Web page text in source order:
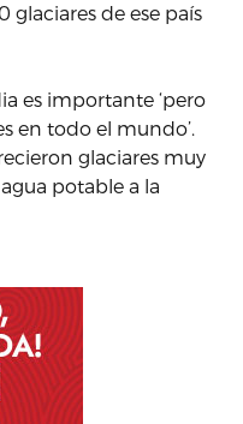
glaciares de ese país
es importante ‘pero
en todo el mundo’.
glaciares muy
potable a la